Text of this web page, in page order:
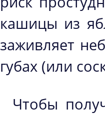
кашицы из
заживляет
губах (или
Чтобы